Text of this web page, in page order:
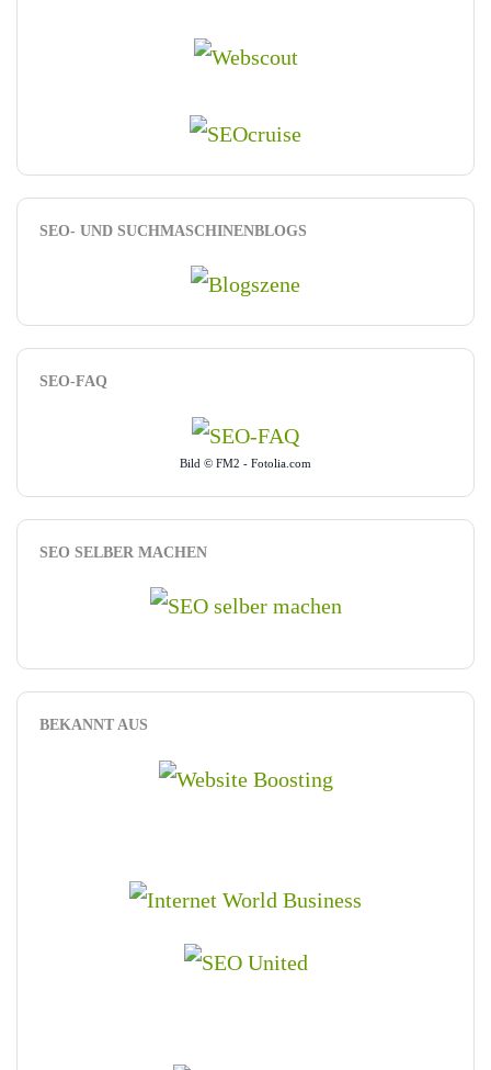
SEO- UND SUCHMASCHINENBLOGS
SEO-FAQ
Bild © FM2 - Fotolia.com
SEO SELBER MACHEN
BEKANNT AUS